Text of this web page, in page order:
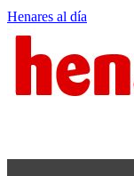
Henares al día